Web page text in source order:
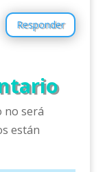
Responder
no será
están